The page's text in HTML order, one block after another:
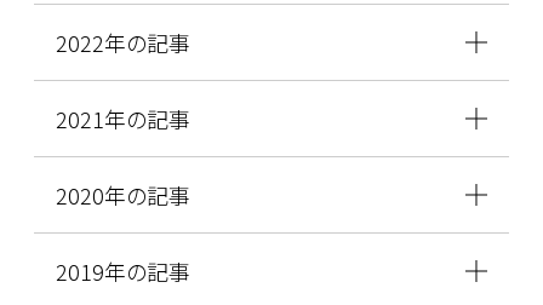
2022年の記事
2021年の記事
2020年の記事
2019年の記事